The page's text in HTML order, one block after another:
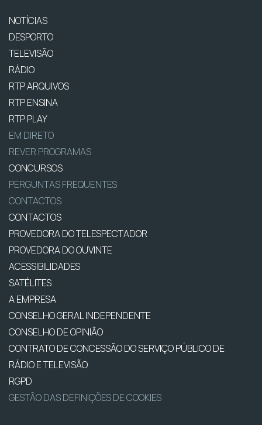
NOTÍCIAS
DESPORTO
TELEVISÃO
RÁDIO
RTP ARQUIVOS
RTP ENSINA
RTP PLAY
EM DIRETO
REVER PROGRAMAS
CONCURSOS
PERGUNTAS FREQUENTES
CONTACTOS
CONTACTOS
PROVEDORA DO TELESPECTADOR
PROVEDORA DO OUVINTE
ACESSIBILIDADES
SATÉLITES
A EMPRESA
CONSELHO GERAL INDEPENDENTE
CONSELHO DE OPINIÃO
CONTRATO DE CONCESSÃO DO SERVIÇO PÚBLICO DE
RÁDIO E TELEVISÃO
RGPD
GESTÃO DAS DEFINIÇÕES DE COOKIES